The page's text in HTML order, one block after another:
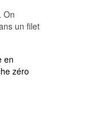
On
un filet
en
zéro